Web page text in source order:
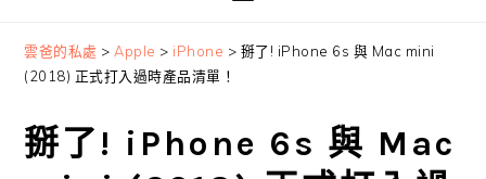
雲爸的私處 > Apple > iPhone > 掰了! iPhone 6s 與 Mac mini
(2018) 正式打入過時產品清單！
掰了! iPhone 6s 與 Mac